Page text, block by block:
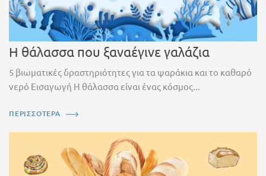
Η θάλασσα που ξαναέγινε γαλάζια
5 βιωματικές δραστηριότητες για τα ψαράκια και το καθαρό
νερό Εισαγωγή Η θάλασσα είναι ένας κόσμος...
ΠΕΡΙΣΣΟΤΕΡΑ